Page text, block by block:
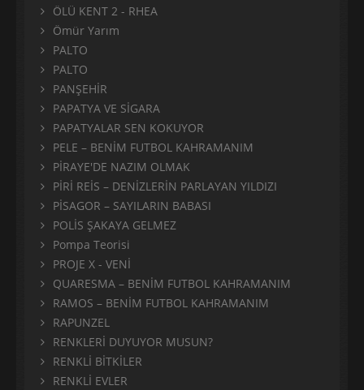
ÖLÜ KENT 2 - RHEA
Ömür Yarım
PALTO
PALTO
PANŞEHİR
PAPATYA VE SİGARA
PAPATYALAR SEN KOKUYOR
PELE – BENİM FUTBOL KAHRAMANIM
PİRAYE'DE NAZIM OLMAK
PİRİ REİS – DENİZLERİN PARLAYAN YILDIZI
PİSAGOR – SAYILARIN BABASI
POLİS ŞAKAYA GELMEZ
Pompa Teorisi
PROJE X - VENİ
QUARESMA – BENİM FUTBOL KAHRAMANIM
RAMOS – BENİM FUTBOL KAHRAMANIM
RAPUNZEL
RENKLERİ DUYUYOR MUSUN?
RENKLİ BİTKİLER
RENKLİ EVLER